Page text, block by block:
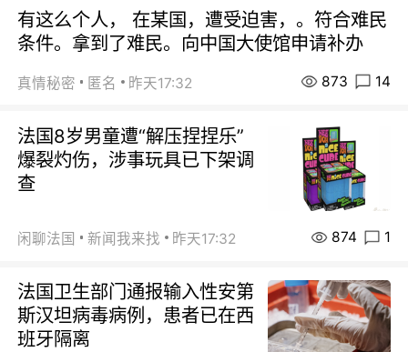
有这么个人， 在某国，遭受迫害，。符合难民
条件。拿到了难民。向中国大使馆申请补办
真情秘密 匿名 昨天17:32 873 14
法国8岁男童遭“解压捏捏乐”
爆裂灼伤，涉事玩具已下架调
查
闲聊法国 新闻我来找 昨天17:32 874 1
法国卫生部门通报输入性安第
斯汉坦病毒病例，患者已在西
班牙隔离